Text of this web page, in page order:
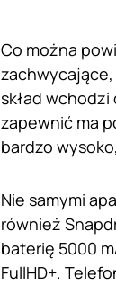
Co można
skład wchodzi
zapewnić ma
bardzo
Nie samymi
również
baterię 5000
FullHD+.